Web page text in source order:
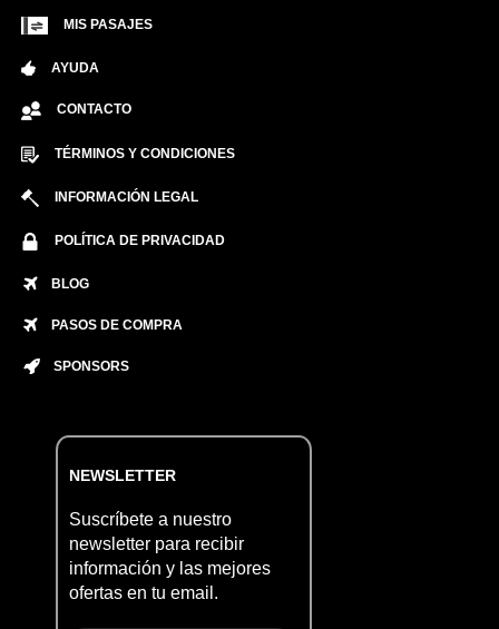
MIS PASAJES
AYUDA
CONTACTO
TÉRMINOS Y CONDICIONES
INFORMACIÓN LEGAL
POLÍTICA DE PRIVACIDAD
BLOG
PASOS DE COMPRA
SPONSORS
NEWSLETTER
Suscríbete a nuestro
newsletter para recibir
información y las mejores
ofertas en tu email.